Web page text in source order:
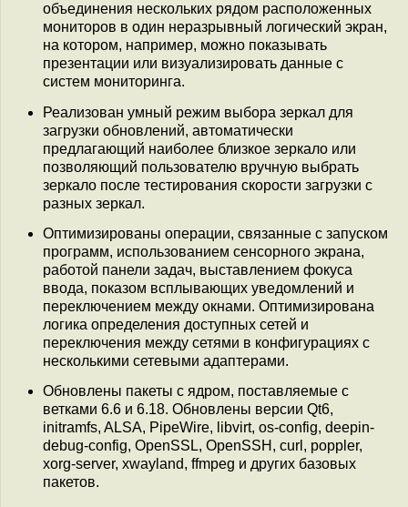
объединения нескольких рядом расположенных
мониторов в один неразрывный логический экран,
на котором, например, можно показывать
презентации или визуализировать данные с
систем мониторинга.
Реализован умный режим выбора зеркал для
загрузки обновлений, автоматически
предлагающий наиболее близкое зеркало или
позволяющий пользователю вручную выбрать
зеркало после тестирования скорости загрузки с
разных зеркал.
Оптимизированы операции, связанные с запуском
программ, использованием сенсорного экрана,
работой панели задач, выставлением фокуса
ввода, показом всплывающих уведомлений и
переключением между окнами. Оптимизирована
логика определения доступных сетей и
переключения между сетями в конфигурациях с
несколькими сетевыми адаптерами.
Обновлены пакеты с ядром, поставляемые с
ветками 6.6 и 6.18. Обновлены версии Qt6,
initramfs, ALSA, PipeWire, libvirt, os-config, deepin-
debug-config, OpenSSL, OpenSSH, curl, poppler,
xorg-server, xwayland, ffmpeg и других базовых
пакетов.